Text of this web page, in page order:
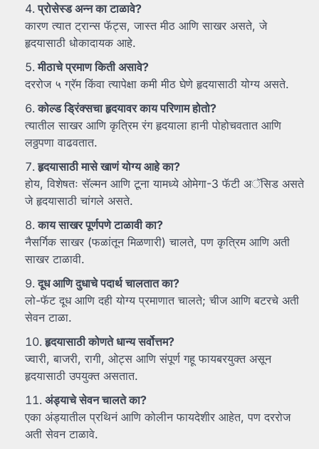
प्रोसेस्डअन्नकाटाळावे?
कारण त्यात ट्रान्स फॅट्स, जास्त मीठ आणि साखर असते, जे
हृदयासाठी धोकादायक आहे.
मीठाचेप्रमाणकितीअसावे?
दररोज ५ ग्रॅम किंवा त्यापेक्षा कमी मीठ घेणे हृदयासाठी योग्य असते.
कोल्डड्रिंक्सचाहृदयावरकायपरिणामहोतो?
त्यातील साखर आणि कृत्रिम रंग हृदयाला हानी पोहोचवतात आणि
लठ्ठपणा वाढवतात.
हृदयासाठीमासेखाणंयोग्यआहेका?
होय, विशेषतः सॅल्मन आणि टूना यामध्ये ओमेगा-3 फॅटी अॅसिड असते
जे हृदयासाठी चांगले असते.
कायसाखरपूर्णपणेटाळावीका?
नैसर्गिक साखर (फळांतून मिळणारी) चालते, पण कृत्रिम आणि अती
साखर टाळावी.
दूधआणिदुधाचेपदार्थचालतातका?
लो-फॅट दूध आणि दही योग्य प्रमाणात चालते; चीज आणि बटरचे अती
सेवन टाळा.
हृदयासाठीकोणतेधान्यसर्वोत्तम?
ज्वारी, बाजरी, रागी, ओट्स आणि संपूर्ण गहू फायबरयुक्त असून
हृदयासाठी उपयुक्त असतात.
अंड्याचेसेवनचालतेका?
एका अंड्यातील प्रथिनं आणि कोलीन फायदेशीर आहेत, पण दररोज
अती सेवन टाळावे.